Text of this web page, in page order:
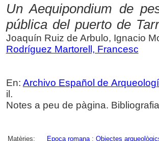
Un Aequipondium de
pública del puerto de
Joaquín Ruiz de Arbulo, Ignacio
Rodríguez Martorell, Francesc
En: Archivo Español de
il.
Notes a peu de pàgina.
Matèries: Epoca romana; Objectes